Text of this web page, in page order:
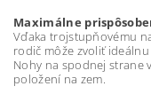
Maximálne
Vďaka trojstupňovému
rodič môže zvoliť
Nohy na spodnej strane
položení na zem.